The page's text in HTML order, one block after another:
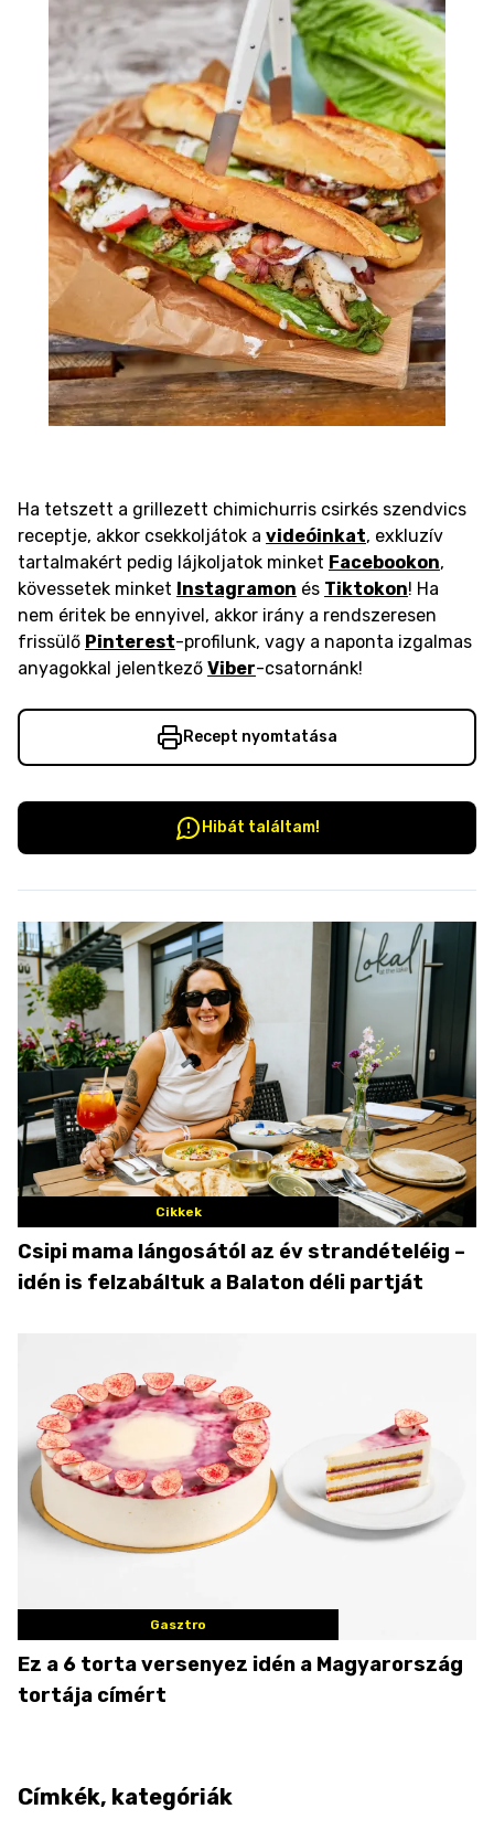
Ha tetszett a grillezett chimichurris csirkés szendvics
receptje, akkor csekkoljátok a videóinkat, exkluzív
tartalmakért pedig lájkoljatok minket Facebookon,
kövessetek minket Instagramon és Tiktokon! Ha
nem éritek be ennyivel, akkor irány a rendszeresen
frissülő Pinterest-profilunk, vagy a naponta izgalmas
anyagokkal jelentkező Viber-csatornánk!
Recept nyomtatása
Hibát találtam!
Cikkek
Csipi mama lángosától az év strandételéig –
idén is felzabáltuk a Balaton déli partját
Gasztro
Ez a 6 torta versenyez idén a Magyarország
tortája címért
Címkék, kategóriák